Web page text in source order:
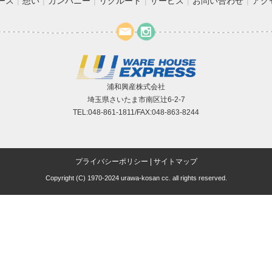
浦和興産株式会社
埼玉県さいたま市南区辻6-2-7
TEL:048-861-1811/FAX:048-863-8244
プライバシーポリシー サイトマップ
Copyright (C) 1970-2024 urawa-kosan cc. all rights reserved.